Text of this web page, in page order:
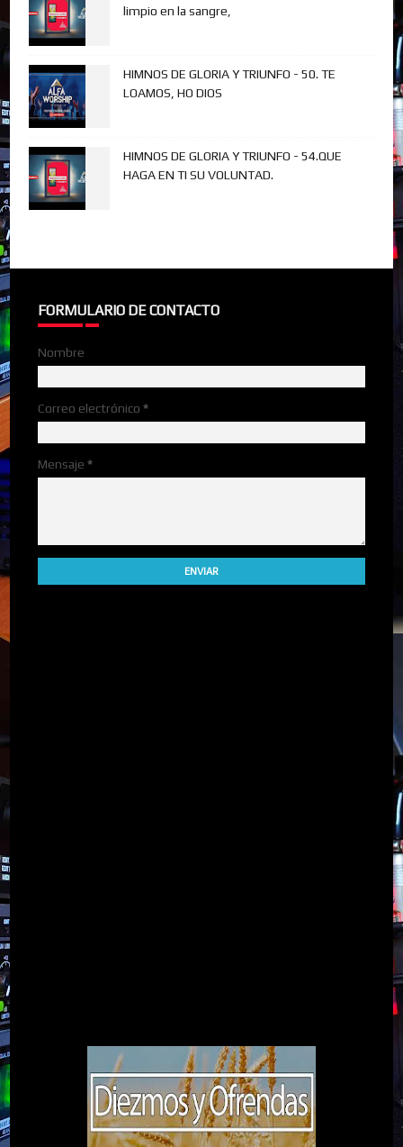
limpio en la sangre,
HIMNOS DE GLORIA Y TRIUNFO - 50. TE
LOAMOS, HO DIOS
HIMNOS DE GLORIA Y TRIUNFO - 54.QUE
HAGA EN TI SU VOLUNTAD.
FORMULARIO DE CONTACTO
Nombre
Correo electrónico*
Mensaje*